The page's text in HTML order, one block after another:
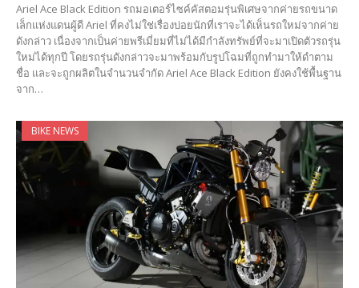
Ariel Ace Black Edition รถมอเตอร์ไซค์คัสตอมรุ่นพิเศษจากค่ายรถขนาด
เล็กแห่งแดนผู้ดี Ariel ที่คงไม่ใช่เรื่องบ่อยนักที่เราจะได้เห็นรถใหม่จากค่าย
ดังกล่าว เนื่องจากเป็นค่ายพรีเมี่ยมที่ไม่ได้มีกำลังทรัพย์ที่จะมาเปิดตัวรถรุ่น
ใหม่ได้ทุกปี โดยรถรุ่นดังกล่าวจะมาพร้อมกับรูปโฉมที่ถูกทำมาให้ดำตาม
ชื่อ และจะถูกผลิตในจำนวนจำกัด Ariel Ace Black Edition ยังคงใช้พื้นฐาน
จาก…
BIKE NEWS